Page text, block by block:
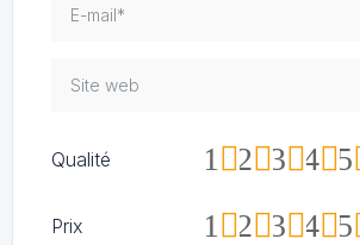
Qualité 5
4
3
2
1
Prix 5
4
3
2
1